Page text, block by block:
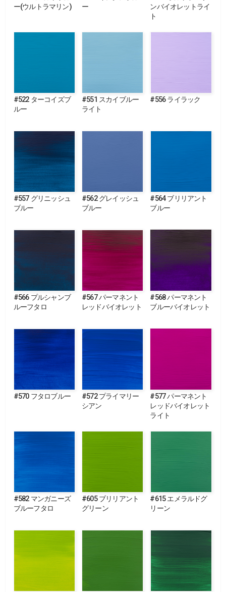
ー(ウルトラマリン)
ー
ンバイオレットライ
ト
#522 ターコイズブ
ルー
#551 スカイブルー
ライト
#556 ライラック
#557 グリニッシュ
ブルー
#562 グレイッシュ
ブルー
#564 ブリリアント
ブルー
#566 プルシャンブ
ルーフタロ
#567 パーマネント
レッドバイオレット
#568 パーマネント
ブルーバイオレット
#570 フタロブルー
#572 プライマリー
シアン
#577 パーマネント
レッドバイオレット
ライト
#582 マンガニーズ
ブルーフタロ
#605 ブリリアント
グリーン
#615 エメラルドグ
リーン